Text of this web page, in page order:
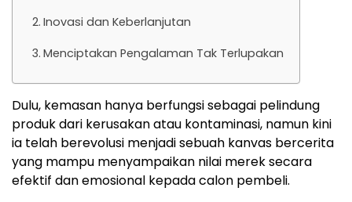
Inovasi dan Keberlanjutan
Menciptakan Pengalaman Tak Terlupakan
Dulu, kemasan hanya berfungsi sebagai pelindung
produk dari kerusakan atau kontaminasi, namun kini
ia telah berevolusi menjadi sebuah kanvas bercerita
yang mampu menyampaikan nilai merek secara
efektif dan emosional kepada calon pembeli.